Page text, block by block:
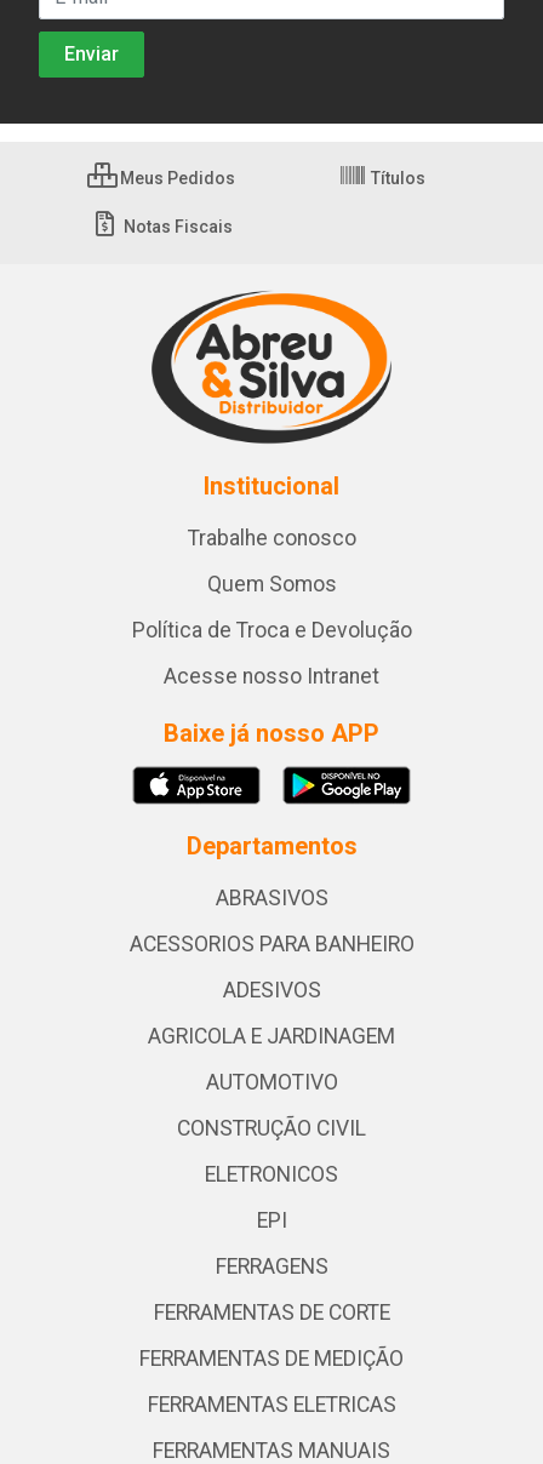
Meus Pedidos Títulos
Notas Fiscais
Institucional
Trabalhe conosco
Quem Somos
Política de Troca e Devolução
Acesse nosso Intranet
Baixe já nosso APP
Departamentos
ABRASIVOS
ACESSORIOS PARA BANHEIRO
ADESIVOS
AGRICOLA E JARDINAGEM
AUTOMOTIVO
CONSTRUÇÃO CIVIL
ELETRONICOS
EPI
FERRAGENS
FERRAMENTAS DE CORTE
FERRAMENTAS DE MEDIÇÃO
FERRAMENTAS ELETRICAS
FERRAMENTAS MANUAIS